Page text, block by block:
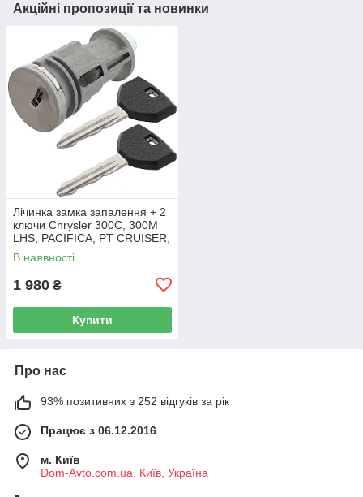
Акційні пропозиції та новинки
Лічинка замка запалення + 2
ключи Chrysler 300C, 300M
LHS, PACIFICA, PT CRUISER,
SEBRING 5003843AB
В наявності
1 980 ₴
Купити
Про нас
93% позитивних з 252 відгуків за рік
Працює з 06.12.2016
м. Київ
Dom-Avto.com.ua, Київ, Україна